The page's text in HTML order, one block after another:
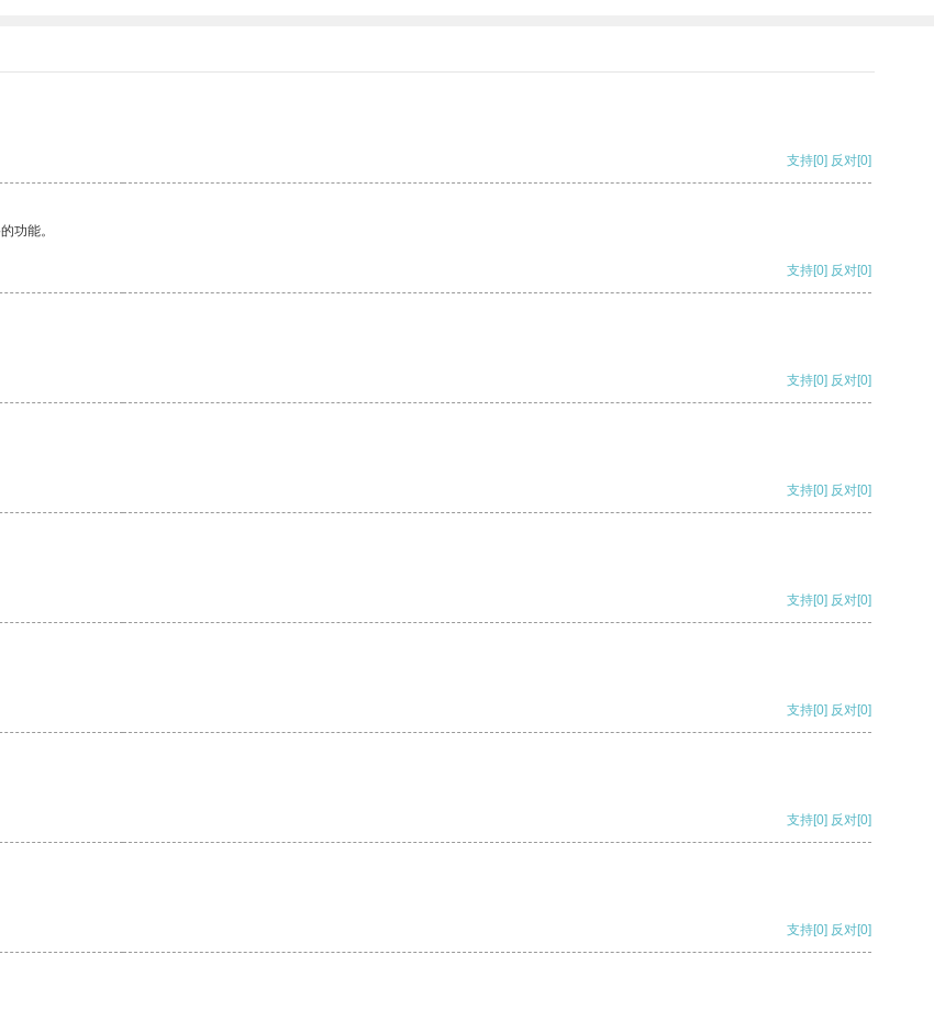
支持[0] 反对[0]
功能。
支持[0] 反对[0]
支持[0] 反对[0]
支持[0] 反对[0]
支持[0] 反对[0]
支持[0] 反对[0]
支持[0] 反对[0]
支持[0] 反对[0]